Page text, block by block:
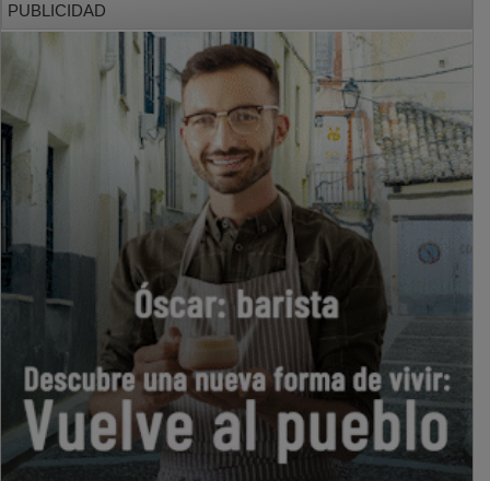
PUBLICIDAD